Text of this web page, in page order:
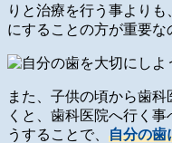
りと治療を行う事より
にすることの方が重要な
また、子供の頃から歯
くと、歯科医院へ行く
うすることで、 自分の歯